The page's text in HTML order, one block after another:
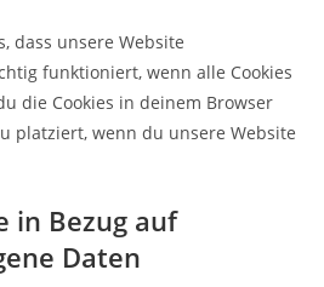
dass unsere Website
funktioniert, wenn alle Cookies
die Cookies in deinem Browser
platziert, wenn du unsere Website
in Bezug auf
Daten